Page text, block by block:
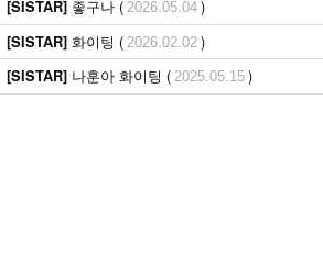
[SISTAR] 좋구나 ( 2026.05.04 )
[SISTAR] 화이팅 ( 2026.02.02 )
[SISTAR] 나훈아 화이팅 ( 2025.05.15 )